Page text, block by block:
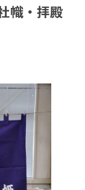
・拝殿